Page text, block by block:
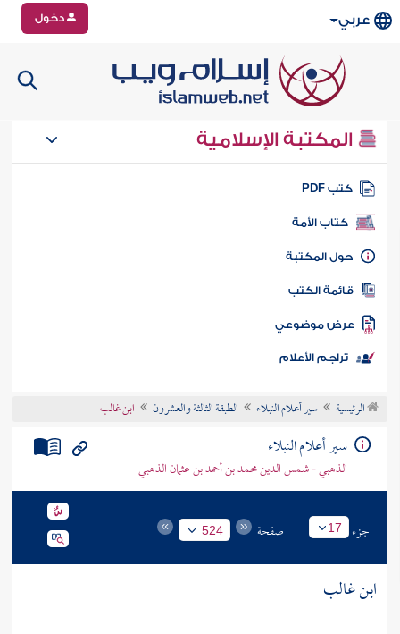
عربي دخول
المكتبة الإسلامية
كتب PDF
كتاب الأمة
المكتبة
الكتب
موضوعي
تراجم الأعلام
الرئيسية سير أعلام النبلاء الطبقة الثالثة والعشرون ابن غالب
سير أعلام النبلاء
الذهبي - شمس الدين محمد بن أحمد بن عثمان الذهبي
جزء 17 صفحة 524
ابن غالب